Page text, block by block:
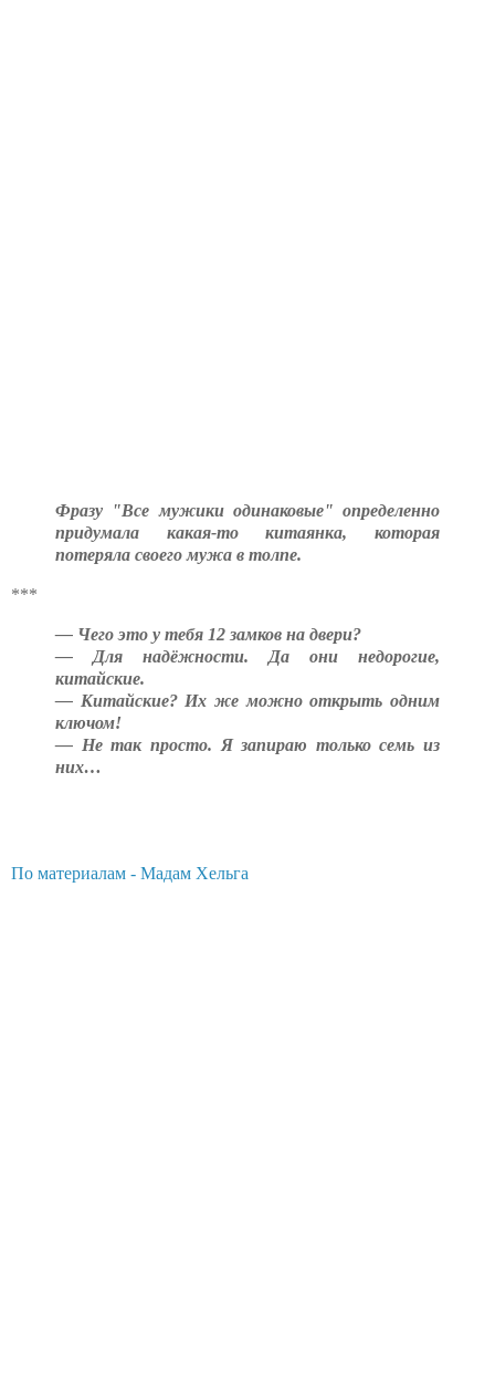
Фразу "Все мужики одинаковые" определенно
придумала какая-то китаянка, которая
потеряла своего мужа в толпе.
***
— Чего это у тебя 12 замков на двери?
— Для надёжности. Да они недорогие,
китайские.
— Китайские? Их же можно открыть одним
ключом!
— Не так просто. Я запираю только семь из
них…
По материалам - Мадам Хельга